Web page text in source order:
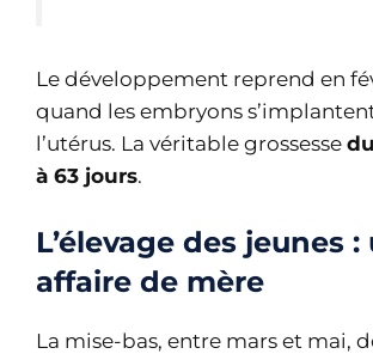
Le développement reprend en
quand les embryons
l’utérus. La véritable grossesse
à 63 jours.
L’élevage des jeunes :
affaire de mère
La mise-bas, entre mars et mai,